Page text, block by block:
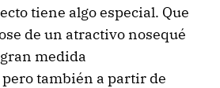
tiene algo especial. Que
de un atractivo nosequé
medida
también a partir de